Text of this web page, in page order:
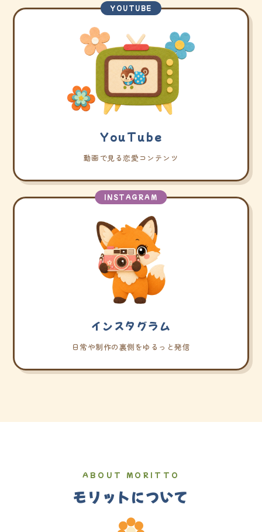
YOUTUBE
YouTube
動画で見る恋愛コンテンツ
INSTAGRAM
インスタグラム
日常や制作の裏側をゆるっと発信
ABOUT MORITTO
モリットについて